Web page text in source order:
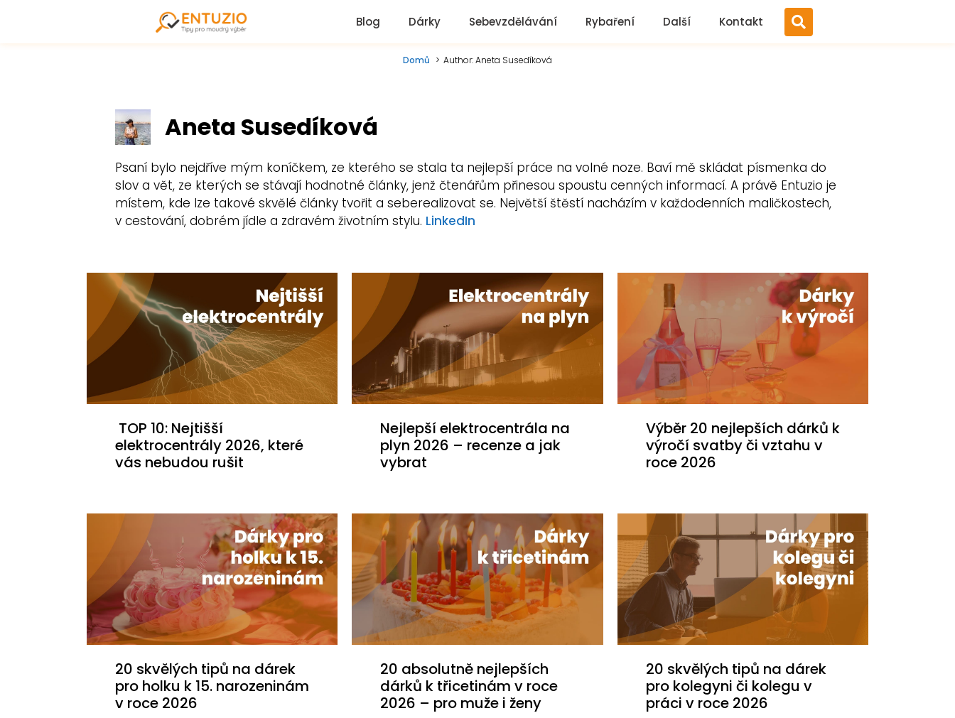
Blog Dárky Sebevzdělávání Rybaření Další Kontakt
Domů Author: Aneta Susedíková
Aneta Susedíková
Psaní bylo nejdříve mým koníčkem, ze kterého se stala ta nejlepší práce na volné noze. Baví mě skládat písmenka do
slov a vět, ze kterých se stávají hodnotné články, jenž čtenářům přinesou spoustu cenných informací. A právě Entuzio je
místem, kde lze takové skvělé články tvořit a seberealizovat se. Největší štěstí nacházím v každodenních maličkostech,
v cestování, dobrém jídle a zdravém životním stylu. LinkedIn
TOP 10: Nejtišší
elektrocentrály 2026, které
vás nebudou rušit
Nejlepší elektrocentrála na
plyn 2026 – recenze a jak
vybrat
Výběr 20 nejlepších dárků k
výročí svatby či vztahu v
roce 2026
20 skvělých tipů na dárek
pro holku k 15. narozeninám
v roce 2026
20 absolutně nejlepších
dárků k třicetinám v roce
2026 – pro muže i ženy
20 skvělých tipů na dárek
pro kolegyni či kolegu v
práci v roce 2026